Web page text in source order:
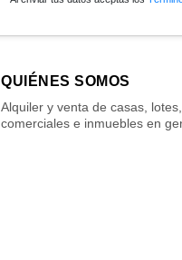
QUIÉNES SOMOS
Alquiler y venta de casas,
comerciales e inmuebles en